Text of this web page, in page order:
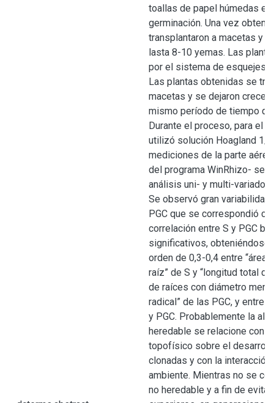
toallas de papel húmedas en
germinación. Una vez
transplantaron a macetas y
lasta 8-10 yemas. Las
por el sistema de esquejes
Las plantas obtenidas se
macetas y se dejaron crecer
mismo período de tiempo
Durante el proceso, para el
utilizó solución Hoagland 1/
mediciones de la parte
del programa WinRhizo- se
análisis uni- y multi-
Se observó gran
PGC que se correspondió
correlación entre S y PGC
significativos, obteniéndose
orden de 0,3-0,4 entre
raíz” de S y “longitud total
de raíces con diámetro
radical” de las PGC, y entre
y PGC. Probablemente la
heredable se relacione con
topofísico sobre el
clonadas y con la
ambiente. Mientras no se
no heredable y a fin de